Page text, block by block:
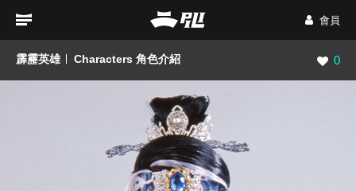
會員
霹靂英雄 Characters 角色介紹 瀏覽
0